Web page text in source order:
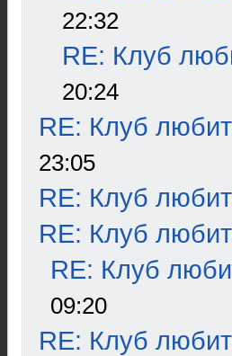
22:32
RE: Клуб
20:24
RE: Клуб
23:05
RE: Клуб
RE: Клуб
RE: Клуб
09:20
RE: Клуб